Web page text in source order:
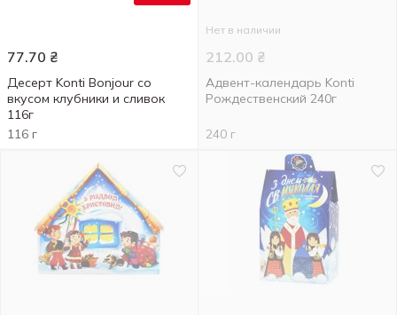
77.70 ₴
Десерт Konti Bonjour со
вкусом клубники и сливок
116г
116 г
Нет в наличии
212.00 ₴
Адвент-календарь Konti
Рождественский 240г
240 г